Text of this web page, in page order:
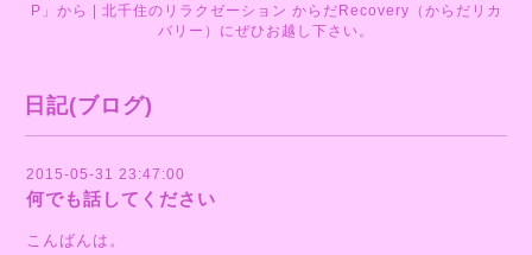
P」から | 北千住のリラクゼーション からだRecovery（からだリカ
バリー）にぜひお越し下さい。
日記(ブログ)
2015-05-31 23:47:00
何でも話してください
こんばんは。